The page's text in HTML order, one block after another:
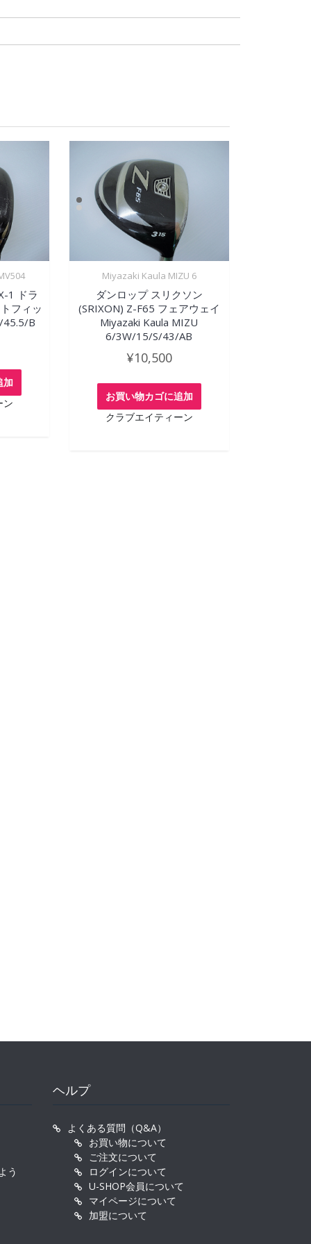
1 ドラ
フィッ
B
加
ン
Miyazaki Kaula MIZU 6
ダンロップ スリクソン
(SRIXON) Z-F65 フェアウェイ
Miyazaki Kaula MIZU
6/3W/15/S/43/AB
¥10,500
お買い物カゴに追加
クラブエイティーン
う
ヘルプ
よくある質問（Q&A）
お買い物について
ご注文について
ログインについて
U-SHOP会員について
マイページについて
加盟について